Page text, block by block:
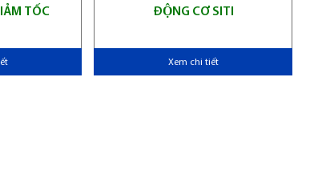
TỐC ĐỘNG CƠ SITI
Xem chi tiết